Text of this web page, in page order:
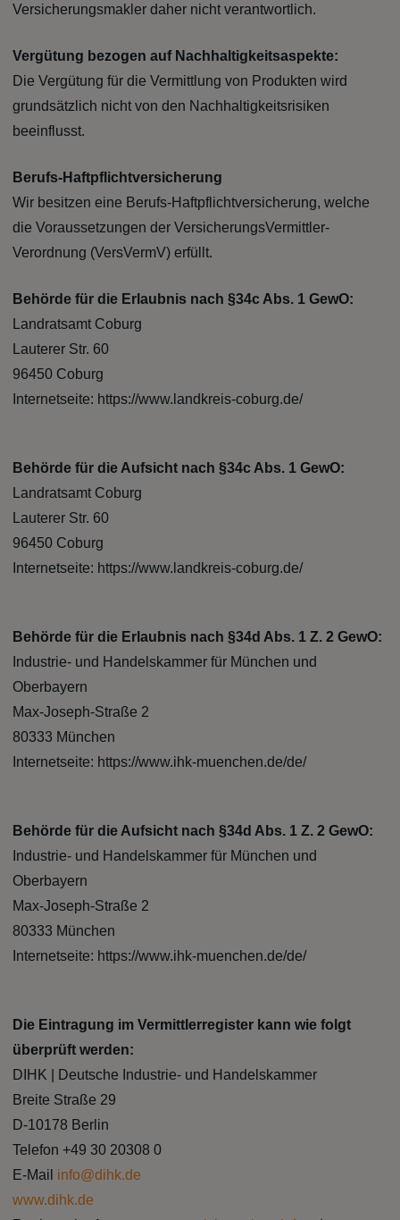
Versicherungsmakler daher nicht verantwortlich.
Vergütung bezogen auf Nachhaltigkeitsaspekte:
Die Vergütung für die Vermittlung von Produkten wird
grundsätzlich nicht von den Nachhaltigkeitsrisiken
beeinflusst.
Berufs-Haftpflichtversicherung
Wir besitzen eine Berufs-Haftpflichtversicherung, welche
die Voraussetzungen der VersicherungsVermittler-
Verordnung (VersVermV) erfüllt.
Behörde für die Erlaubnis nach §34c Abs. 1 GewO:
Landratsamt Coburg
Lauterer Str. 60
96450 Coburg
Internetseite: https://www.landkreis-coburg.de/
Behörde für die Aufsicht nach §34c Abs. 1 GewO:
Landratsamt Coburg
Lauterer Str. 60
96450 Coburg
Internetseite: https://www.landkreis-coburg.de/
Behörde für die Erlaubnis nach §34d Abs. 1 Z. 2 GewO:
Industrie- und Handelskammer für München und
Oberbayern
Max-Joseph-Straße 2
80333 München
Internetseite: https://www.ihk-muenchen.de/de/
Behörde für die Aufsicht nach §34d Abs. 1 Z. 2 GewO:
Industrie- und Handelskammer für München und
Oberbayern
Max-Joseph-Straße 2
80333 München
Internetseite: https://www.ihk-muenchen.de/de/
Die Eintragung im Vermittlerregister kann wie folgt
überprüft werden:
DIHK | Deutsche Industrie- und Handelskammer
Breite Straße 29
D-10178 Berlin
Telefon +49 30 20308 0
E-Mail info@dihk.de
www.dihk.de